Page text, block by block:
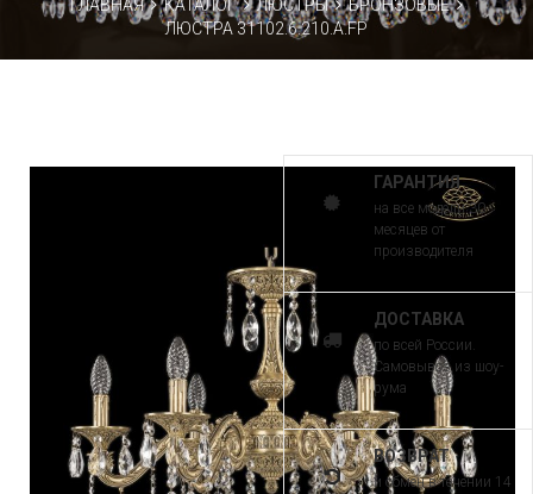
ГЛАВНАЯ КАТАЛОГ ЛЮСТРЫ
БРОНЗОВЫЕ
ЛЮСТРА 31102.6.210.A.FP
ГАРАНТИЯ
на все модели 30
месяцев от
производителя
ДОСТАВКА
по всей России.
Самовывоз из шоу-
рума
ВОЗВРАТ
и обмен в течении 14